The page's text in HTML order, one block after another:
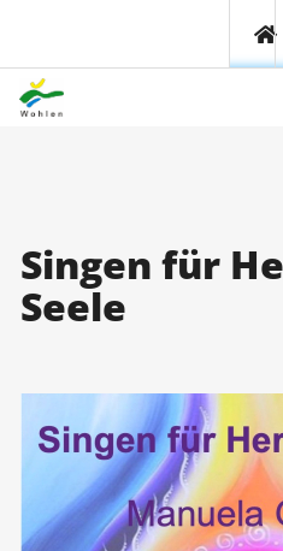
Politik &
Themen &
Singen für
Seele